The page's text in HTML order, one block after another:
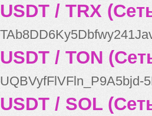
USDT / TRX
USDT / TON
UQBVyfFlVFln_P9A5bjd-
USDT / SOL